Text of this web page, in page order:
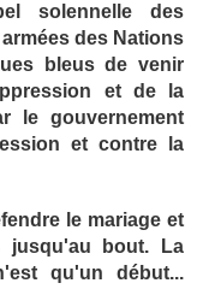
solennelle des
des Nations
bleus de venir
et de la
le gouvernement
et contre la
le mariage et
jusqu'au bout. La
qu'un début...